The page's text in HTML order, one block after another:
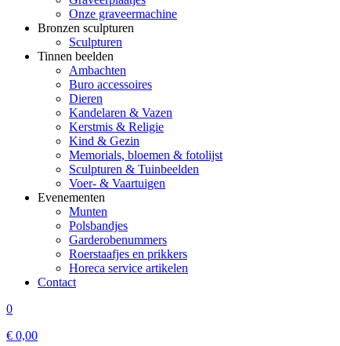
Onze graveermachine
Bronzen sculpturen
Sculpturen
Tinnen beelden
Ambachten
Buro accessoires
Dieren
Kandelaren & Vazen
Kerstmis & Religie
Kind & Gezin
Memorials, bloemen & fotolijst
Sculpturen & Tuinbeelden
Voer- & Vaartuigen
Evenementen
Munten
Polsbandjes
Garderobenummers
Roerstaafjes en prikkers
Horeca service artikelen
Contact
0
€ 0,00